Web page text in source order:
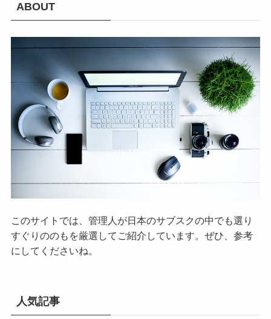
ABOUT
このサイトでは、管理人が日本のサブスクの中でも選り
すぐりののもを厳選してご紹介しています。ぜひ、参考
にしてくださいね。
人気記事